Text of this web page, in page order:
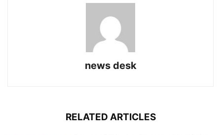
news desk
RELATED ARTICLES